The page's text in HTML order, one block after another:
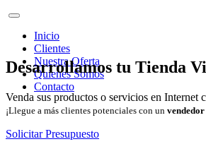
Inicio
Clientes
Nuestra Oferta
Quienes Somos
Contacto
Desarrollamos tu Tienda
Venda sus productos o servicios en Internet
¡Llegue a más clientes potenciales con un
Solicitar Presupuesto